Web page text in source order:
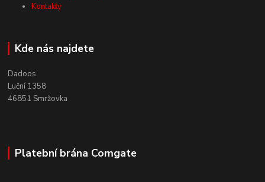
Kontakty
Kde nás najdete
Dadoos
Luční 1358
46851 Smržovka
Platební brána Comgate